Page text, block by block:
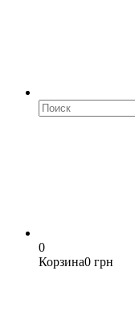
0
Корзина0 грн